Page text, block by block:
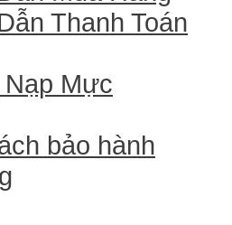
Thanh Toán
Mực
bảo hành